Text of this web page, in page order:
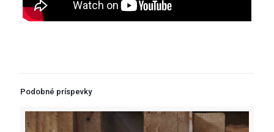
Podobné príspevky